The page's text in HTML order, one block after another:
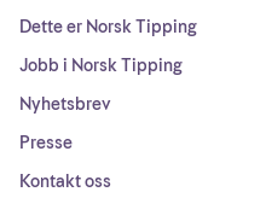
Dette er Norsk Tipping
Jobb i Norsk Tipping
Nyhetsbrev
Presse
Kontakt oss